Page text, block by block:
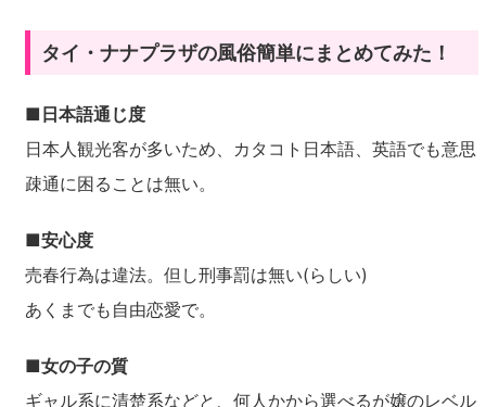
タイ・ナナプラザの風俗簡単にまとめてみた！
■日本語通じ度
日本人観光客が多いため、カタコト日本語、英語でも意思
疎通に困ることは無い。
■安心度
売春行為は違法。但し刑事罰は無い(らしい)
あくまでも自由恋愛で。
■女の子の質
ギャル系に清楚系などと、何人かから選べるが嬢のレベル